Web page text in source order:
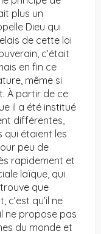
plus un
Dieu qui
de cette loi
c’était
en fin ce
même si
À partir de ce
il a été institué
différentes,
qui étaient les
peu de
rapidement et
laïque, qui
que
c’est qu’il ne
ne propose pas
du monde et